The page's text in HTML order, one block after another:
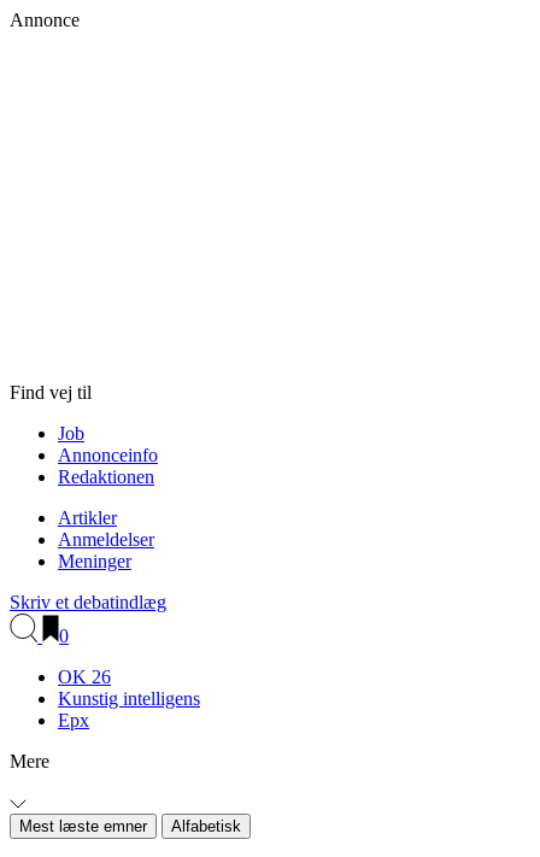
Annonce
Find vej til
Job
Annonceinfo
Redaktionen
Artikler
Anmeldelser
Meninger
Skriv et debatindlæg
0
OK 26
Kunstig intelligens
Epx
Mere
Mest læste emner Alfabetisk